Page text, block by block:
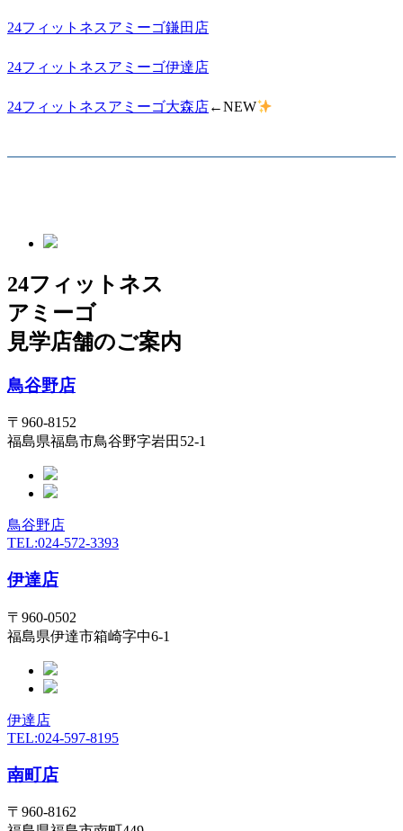
24フィットネスアミーゴ鎌田店
24フィットネスアミーゴ伊達店
24フィットネスアミーゴ大森店←NEW
24フィットネス
アミーゴ
見学店舗のご案内
鳥谷野店
〒960-8152
福島県福島市鳥谷野字岩田52-1
鳥谷野店
TEL:024-572-3393
伊達店
〒960-0502
福島県伊達市箱崎字中6-1
伊達店
TEL:024-597-8195
南町店
〒960-8162